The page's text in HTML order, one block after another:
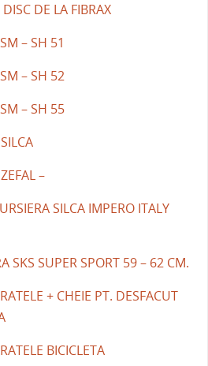
DE LA FIBRAX
– SH 51
– SH 52
– SH 55
–
SILCA IMPERO ITALY
SKS SUPER SPORT 59 – 62 CM.
+ CHEIE PT. DESFACUT
BICICLETA